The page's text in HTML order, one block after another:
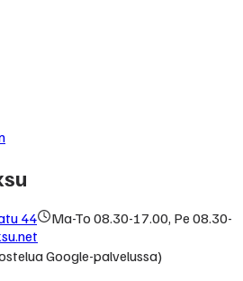
44
Ma-To 08.30-17.00, Pe 08.30-
Google-palvelussa)